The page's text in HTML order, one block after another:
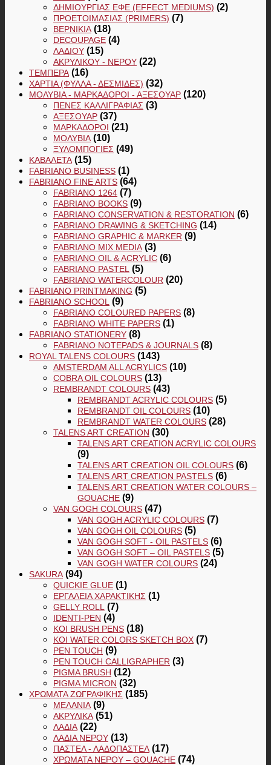
ΔΗΜΙΟΥΡΓΊΑΣ ΕΦΈ (EFFECT MEDIUMS) (2)
ΠΡΟΕΤΟΙΜΑΣΊΑΣ (PRIMERS) (7)
ΒΕΡΝΊΚΙΑ (18)
DECOUPAGE (4)
ΛΑΔΙΟΎ (15)
ΑΚΡΥΛΙΚΟΎ - ΝΕΡΟΎ (22)
ΤΈΜΠΕΡΑ (16)
ΧΑΡΤΙΆ (ΦΎΛΛΑ - ΔΕΣΜΊΔΕΣ) (32)
ΜΟΛΎΒΙΑ - ΜΑΡΚΑΔΌΡΟΙ - ΑΞΕΣΟΥΆΡ (120)
ΠΈΝΕΣ ΚΑΛΛΙΓΡΑΦΊΑΣ (3)
ΑΞΕΣΟΥΆΡ (37)
ΜΑΡΚΑΔΌΡΟΙ (21)
ΜΟΛΎΒΙΑ (10)
ΞΥΛΟΜΠΟΓΙΈΣ (49)
ΚΑΒΑΛΈΤΑ (15)
FABRIANO BUSINESS (1)
FABRIANO FINE ARTS (64)
FABRIANO 1264 (7)
FABRIANO BOOKS (9)
FABRIANO CONSERVATION & RESTORATION (6)
FABRIANO DRAWING & SKETCHING (14)
FABRIANO GRAPHIC & MARKER (9)
FABRIANO MIX MEDIA (3)
FABRIANO OIL & ACRYLIC (6)
FABRIANO PASTEL (5)
FABRIANO WATERCOLOUR (20)
FABRIANO PRINTMAKING (5)
FABRIANO SCHOOL (9)
FABRIANO COLOURED PAPERS (8)
FABRIANO WHITE PAPERS (1)
FABRIANO STATIONERY (8)
FABRIANO NOTEPADS & JOURNALS (8)
ROYAL TALENS COLOURS (143)
AMSTERDAM ALL ACRYLICS (10)
COBRA OIL COLOURS (13)
REMBRANDT COLOURS (43)
REMBRANDT ACRYLIC COLOURS (5)
REMBRANDT OIL COLOURS (10)
REMBRANDT WATER COLOURS (28)
TALENS ART CREATION (30)
TALENS ART CREATION ACRYLIC COLOURS
(9)
TALENS ART CREATION OIL COLOURS (6)
TALENS ART CREATION PASTELS (6)
TALENS ART CREATION WATER COLOURS –
GOUACHE (9)
VAN GOGH COLOURS (47)
VAN GOGH ACRYLIC COLOURS (7)
VAN GOGH OIL COLOURS (5)
VAN GOGH SOFT - OIL PASTELS (6)
VAN GOGH SOFT – OIL PASTELS (5)
VAN GOGH WATER COLOURS (24)
SAKURA (94)
QUICKIE GLUE (1)
ΕΡΓΑΛΕΊΑ ΧΑΡΑΚΤΙΚΉΣ (1)
GELLY ROLL (7)
IDENTI-PEN (4)
KOI BRUSH PENS (18)
KOI WATER COLORS SKETCH BOX (7)
PEN TOUCH (9)
PEN TOUCH CALLIGRAPHER (3)
PIGMA BRUSH (12)
PIGMA MICRON (32)
ΧΡΏΜΑΤΑ ΖΩΓΡΑΦΙΚΉΣ (185)
ΜΕΛΆΝΙΑ (9)
ΑΚΡΥΛΙΚΆ (51)
ΛΆΔΙΑ (22)
ΛΆΔΙΑ ΝΕΡΟΎ (13)
ΠΑΣΤΕΛ - ΛΑΔΟΠΑΣΤΕΛ (17)
ΧΡΏΜΑΤΑ ΝΕΡΟΎ – GOUACHE (74)